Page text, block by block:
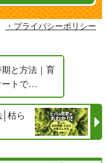
・プライバシーポリシー
と方法｜育
ートで…
枯ら